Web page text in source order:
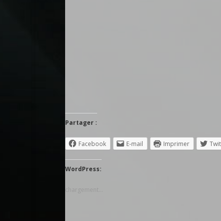
Partager :
Facebook E-mail Imprimer
WordPress: